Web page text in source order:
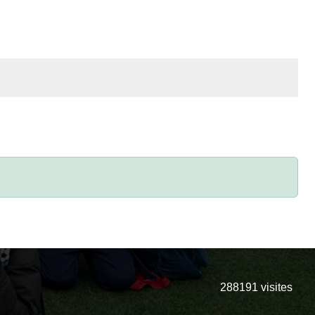
288191 visites